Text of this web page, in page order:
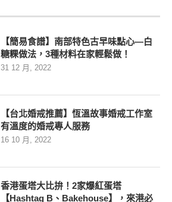
【簡易食譜】南部特色古早味點心—白
糖粿做法，3種材料在家輕鬆做！
31 12 月, 2022
【台北婚戒推薦】恆溫故事婚戒工作室
有溫度的婚戒專人服務
16 10 月, 2022
香港蛋塔大比拚！2家爆紅蛋塔
【Hashtag B、Bakehouse】，來港必